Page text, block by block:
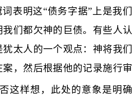
表明这“债务字据”上是我们
们都欠神的巨债。有些人认
太人的一个观点：神将我们
，然后根据他的记录施行审
这样想，此处的意象是明确